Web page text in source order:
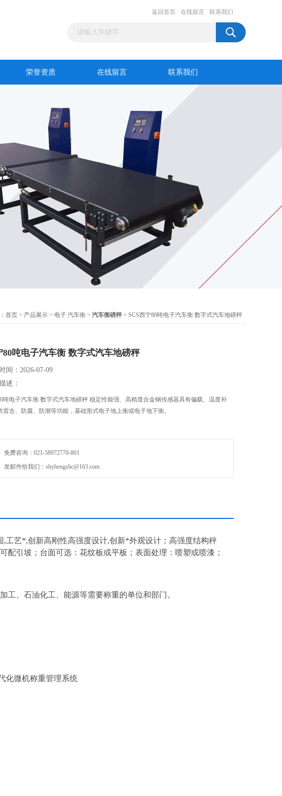
返回首页 在线留言 联系我们
荣誉资质 在线留言 联系我们
首页 > 产品展示 > 电子 汽车衡 > 汽车衡磅秤> SCS西宁80吨电子汽车衡 数字式汽车地磅秤
80吨电子汽车衡 数字式汽车地磅秤
间：2026-07-09
述：
吨电子汽车衡 数字式汽车地磅秤 稳定性能强、高精度合金钢传感器具有偏载、温度补
雷击、防腐、防潮等功能，基础形式电子地上衡或电子地下衡。
免费咨询：021-58972770-801
发邮件给我们：shyhengshc@163.com
,工艺*,创新高刚性高强度设计,创新*外观设计；高强度结构秤
引坡；台面可选：花纹板或平板；表面处理：喷塑或喷漆；
工、石油化工、能源等需要称重的单位和部门。
代化微机称重管理系统